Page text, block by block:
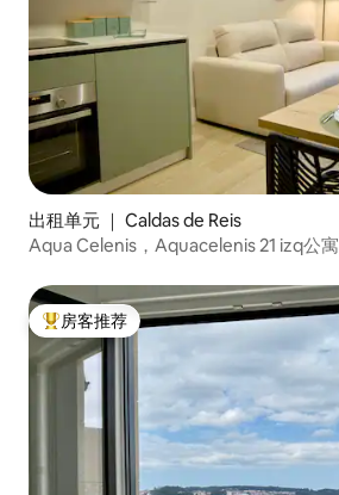
出租单元 ｜ Caldas de Reis
Aqua Celenis，Aquacelenis 21 izq公寓
热门「房客推荐」
房客推荐